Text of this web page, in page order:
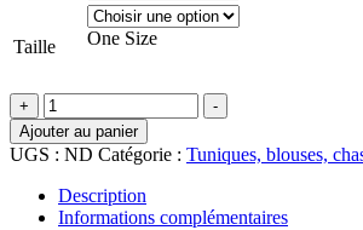
Taille One Size
+
quantité
de
Blouse
de
salon
imperméable
-
Ajouter au panier
UGS : ND Catégorie : Tuniques, blouses,
Description
Informations complémentaires